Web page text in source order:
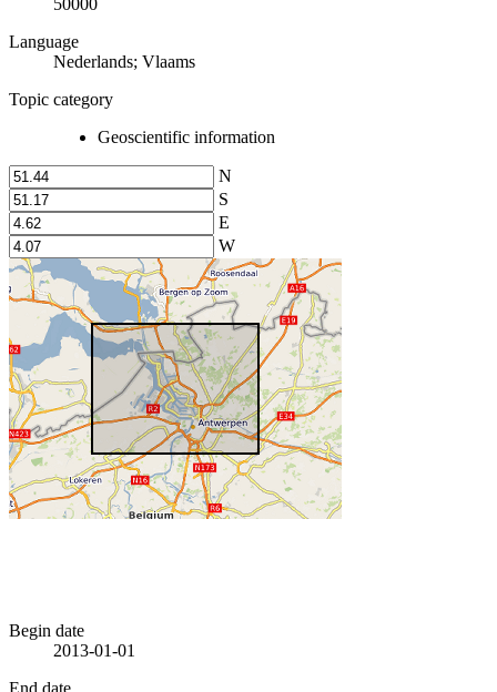
Language
Nederlands; Vlaams
Topic category
Geoscientific information
N
S
E
W
Begin date
2013-01-01
End date